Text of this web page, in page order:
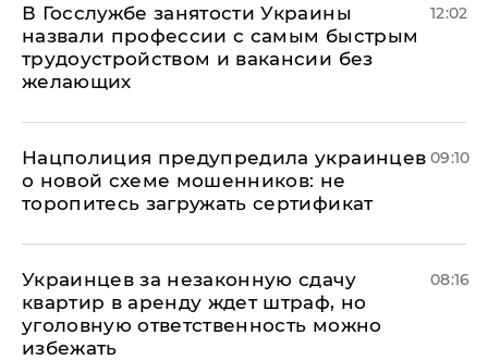
В Госслужбе занятости Украины
назвали профессии с самым быстрым
трудоустройством и вакансии без
желающих
12:02
Нацполиция предупредила украинцев
о новой схеме мошенников: не
торопитесь загружать сертификат
09:10
Украинцев за незаконную сдачу
квартир в аренду ждет штраф, но
уголовную ответственность можно
избежать
08:16